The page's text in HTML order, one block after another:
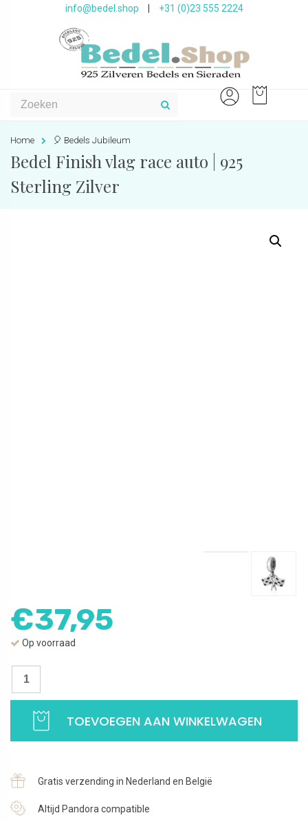
info@bedel.shop +31 (0)23 555 2224
Home 🎈 Bedels Jubileum
Bedel Finish vlag race auto | 925
Sterling Zilver
€37,95
Op voorraad
Bedel
Finish
auto
925
Sterling
Zilver
TOEVOEGEN AAN WINKELWAGEN
Gratis verzending in Nederland en België
Altijd Pandora compatible